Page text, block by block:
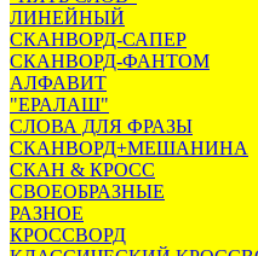
ЛИНЕЙНЫЙ
СКАНВОРД-САПЕР
СКАНВОРД-ФАНТОМ
АЛФАВИТ
"ЕРАЛАШ"
СЛОВА ДЛЯ ФРАЗЫ
СКАНВОРД+МЕШАНИНА
СКАН & КРОСС
СВОЕОБРАЗНЫЕ
РАЗНОЕ
КРОССВОРД